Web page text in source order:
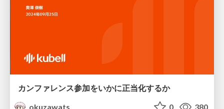
カンファレンス参加をいかに正当化するか
okuzawats
0 380